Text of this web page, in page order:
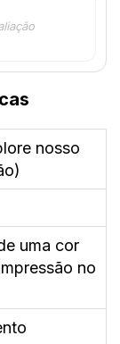
nosso
uma cor
no